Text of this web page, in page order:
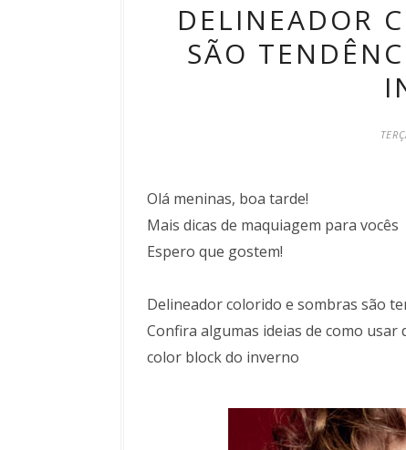
DELINEADOR
SÃO
Olá meninas, boa tarde!
Mais dicas de maquiagem para vocês
Espero que gostem!
Delineador colorido e sombras são
Confira algumas ideias de como
color block do inverno